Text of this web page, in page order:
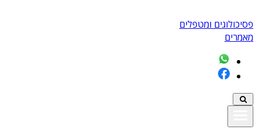
פסיכולוגים ומטפלים
מאמרים